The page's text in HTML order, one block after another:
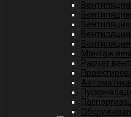
Монтаж
Расчет